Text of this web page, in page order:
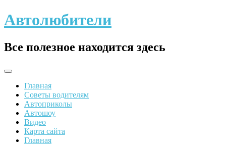
Skip
to
Автолюбители
Все полезное находится здесь
Главная
Советы водителям
Автоприколы
Автошоу
Видео
Карта сайта
Главная